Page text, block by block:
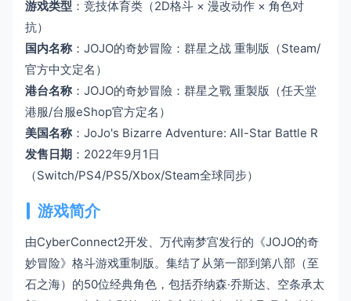
游戏类型 ：竞技体育类（2D格斗 × 漫改动作 × 角色对
抗）
国内名称：JOJO的奇妙冒险：群星之战 重制版（Steam/
官方中文定名）
港台名称：JOJO的奇妙冒險：群星之戰 重製版（任天堂
港服/台服eShop官方定名）
美国名称：JoJo's Bizarre Adventure: All-Star Battle R
发售日期 ：2022年9月1日
（Switch/PS4/PS5/Xbox/Steam全球同步）
游戏简介
由CyberConnect2开发、万代南梦宫发行的《JOJO的奇
妙冒险》格斗游戏重制版。集结了从第一部到第八部（至
石之海）的50位经典角色，包括乔纳森·乔斯达、空条承太